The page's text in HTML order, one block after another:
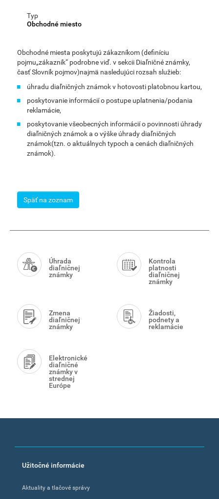
Typ
Obchodné miesto
Obchodné miesta poskytujú zákazníkom (definíciu
pojmu„zákazník“ podrobne viď. v sekcii Diaľničné známky,
časť Slovník pojmov)najmä nasledujúci rozsah služieb:
úhradu diaľničných známok v hotovosti platobnou kartou,
poskytovanie informácií o postupe uplatnenia/podania
reklamácie,
poskytovanie všeobecných informácií o povinnosti úhrady
diaľničných známok a o výške úhrady diaľničných
známok(tzn. o aktuálnych typoch a cenách diaľničných
známok).
Späť na zoznam
Menu
Úhrada
diaľničnej
známky
Kontrola
platnosti
diaľničnej
známky
Zmena
diaľničnej
známky
Žiadosti,
podnety a
reklamácie
Elektronické
diaľničné
známky v
strednej
Európe
Footer
Užitočné informácie
Aktuality a tlačové správy